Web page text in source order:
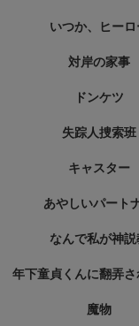
いつか、ヒーロ
対岸の家事
ドンケツ
失踪人捜索班
キャスター
あやしいパート
なんで私が神説
年下童貞くんに翻弄
魔物